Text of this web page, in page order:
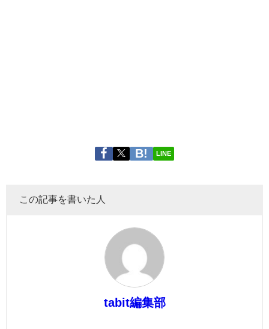
LINE
この記事を書いた人
tabit編集部